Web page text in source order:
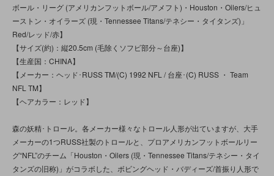
ボール・リーグ (アメリカンフットボール/アメフト)・Houston・Oilers/ヒュ
ーストン・オイラーズ (現・Tennessee Titans/テネシー・タイタンズ)」
Red/レッド/赤】
【サイズ(約)：縦20.5cm (毛除くソフビ部分～台座)】
【生産国：CHINA】
【メーカー：ヘッド･RUSS TM/(C) 1992 NFL / 台座･(C) RUSS ・ Team
NFL TM】
【ヘアカラー：レッド】
森の妖精･トロール。各メーカー様々なトロール人形が出ていますが、大手
メーカーの1つRUSS社製のトロールと、プロアメリカンフットボールリー
グ“NFL”のチーム「Houston・Oilers (現・Tennessee Titans/テネシー・タイ
タンズの旧称)」がコラボした、ボビングヘッド・バディーズ/首振り人形で